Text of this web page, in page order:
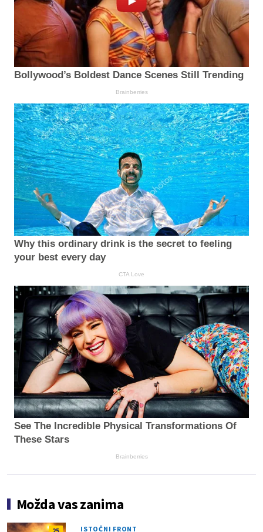
Bollywood’s Boldest Dance Scenes Still Trending
Brainberries
Why this ordinary drink is the secret to feeling
your best every day
CTA Love
See The Incredible Physical Transformations Of
These Stars
Brainberries
Možda vas zanima
ISTOČNI FRONT